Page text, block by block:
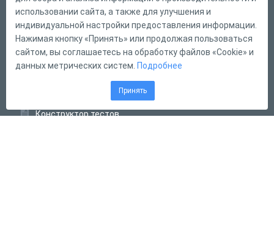
Русский
Справка
Форма обратной связи
Конструктор тестов
использовании сайта, а также для улучшения и
индивидуальной настройки предоставления информации.
Нажимая кнопку «Принять» или продолжая пользоваться
сайтом, вы соглашаетесь на обработку файлов «Cookie» и
данных метрических систем. Подробнее
Принять